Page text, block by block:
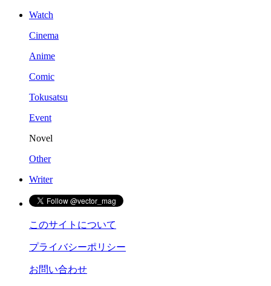
Watch
Cinema
Anime
Comic
Tokusatsu
Event
Novel
Other
Writer
このサイトについて
プライバシーポリシー
お問い合わせ